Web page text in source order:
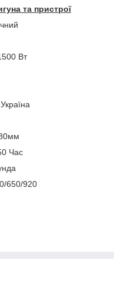
та пристрої
Вт
Час
650/920